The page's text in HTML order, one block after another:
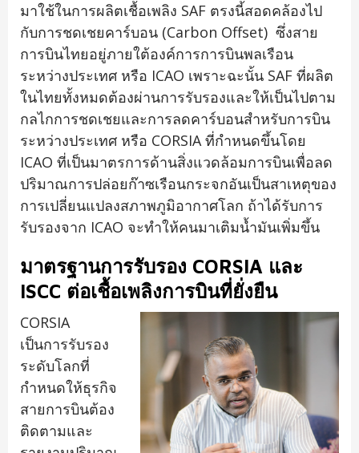
มาใช้ในการผลิตเชื้อเพลิง SAF ตรงนี้สอดคล้องไป
กับการชดเชยคาร์บอน (Carbon Offset) ซึ่งสาย
การบินไทยอยู่ภายใต้องค์การการบินพลเรือน
ระหว่างประเทศ หรือ ICAO เพราะฉะนั้น SAF ที่ผลิต
ในไทยทั้งหมดต้องผ่านการรับรองและให้เป็นไปตาม
กลไกการชดเชยและการลดคาร์บอนสำหรับการบิน
ระหว่างประเทศ หรือ CORSIA ที่กำหนดขึ้นโดย
ICAO ที่เป็นมาตรการด้านสิ่งแวดล้อมการบินเพื่อลด
ปริมาณการปล่อยก๊าซเรือนกระจกอันเป็นสาเหตุของ
การเปลี่ยนแปลงสภาพภูมิอากาศโลก ถ้าได้รับการ
รับรองจาก ICAO จะทำให้คนมาเติมน้ำมันเพิ่มขึ้น
มาตรฐานการรับรอง CORSIA และ
ISCC ต่อเชื้อเพลิงการบินที่ยั่งยืน
CORSIA
เป็นการรับรอง
ระดับโลกที่
กำหนดให้ธุรกิจ
สายการบินต้อง
ติดตามและ